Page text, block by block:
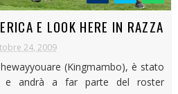
E LOOK HERE IN RAZZA
24, 2009
(Kingmambo), è stato
e andrà a far parte del roster